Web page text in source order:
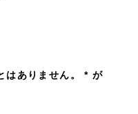
ありません。 * が